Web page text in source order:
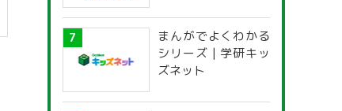
まんがでよくわかる
シリーズ | 学研キッ
ズネット